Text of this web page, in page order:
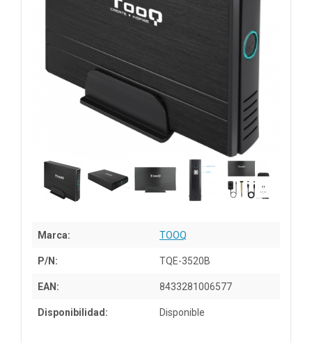
Marca: TOOQ
P/N: TQE-3520B
EAN: 8433281006577
Disponibilidad: Disponible